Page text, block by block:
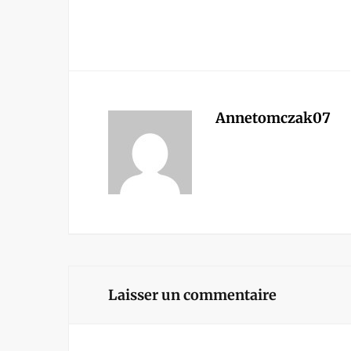
Annetomczak07
Laisser un commentaire